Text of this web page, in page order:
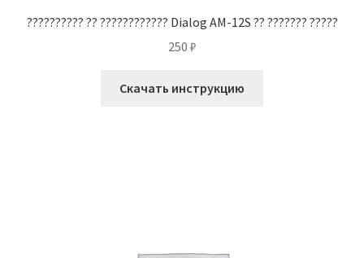
?????????? ?? ???????????? Dialog AM-12S ?? ??????? ?????
250 ₽
Скачать инструкцию